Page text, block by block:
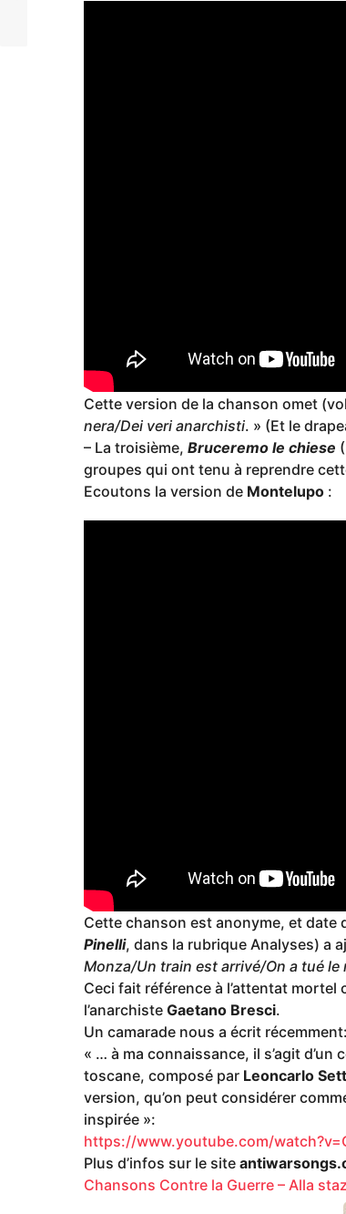
Cette version de la chanson omet
nera/Dei veri anarchisti. » (Et le
– La troisième, Bruceremo le chiese
groupes qui ont tenu à reprendre
Ecoutons la version de Montelupo :
Cette chanson est anonyme, et date
Pinelli, dans la rubrique Analyses) a
Monza/Un train est arrivé/On a tué le
Ceci fait référence à l’attentat mortel
l’anarchiste Gaetano Bresci.
Un camarade nous a écrit récemment:
« … à ma connaissance, il s’agit
toscane, composé par Leoncarlo
version, qu’on peut considérer
inspirée »:
https://www.youtube.com/
Plus d’infos sur le site
Chansons Contre la Guerre – Alla